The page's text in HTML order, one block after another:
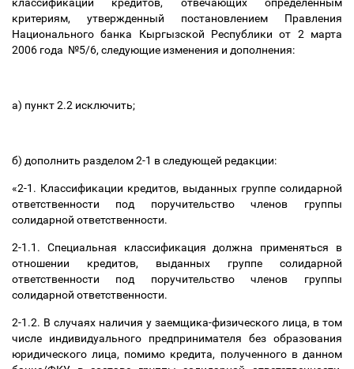
критериям, утвержденный постановлением Правления
Национального банка Кыргызской Республики от 2 марта
2006 года №5/6, следующие изменения и дополнения:
а) пункт 2.2 исключить;
б) дополнить разделом 2-1 в следующей редакции:
«2-1. Классификации кредитов, выданных группе солидарной
ответственности под поручительство членов группы
солидарной ответственности.
2-1.1. Специальная классификация должна применяться в
отношении кредитов, выданных группе солидарной
ответственности под поручительство членов группы
солидарной ответственности.
2-1.2. В случаях наличия у заемщика-физического лица, в том
числе индивидуального предпринимателя без образования
юридического лица, помимо кредита, полученного в данном